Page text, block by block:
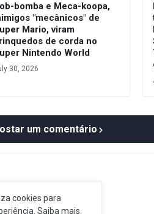
bomba e Meca-koopa,
"mecânicos" de
Mario, viram
de corda no
Nintendo World
30, 2026
um comentário
cookies para
Saiba mais.